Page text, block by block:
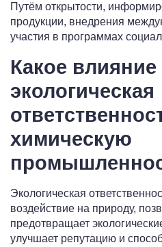
Путём открытости,
продукции, внедрения
участия в программах
Какое
экологическая
химическую
Экологическая
воздействие на природу,
предотвращает
улучшает репутацию и